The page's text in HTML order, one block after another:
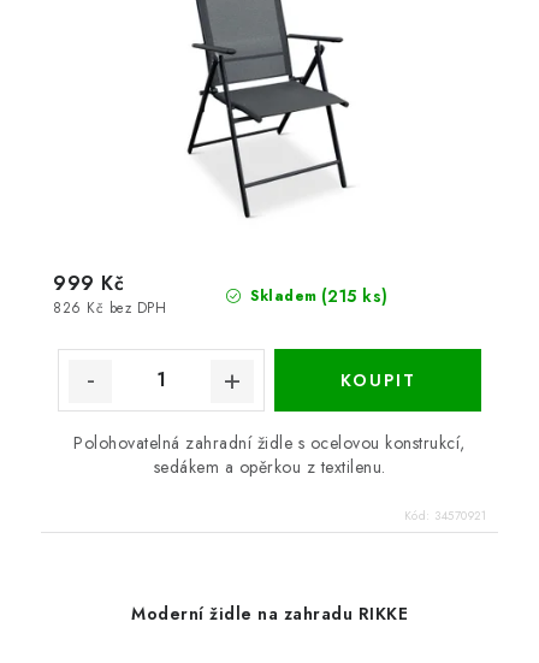
Skladem (215 ks)
826 Kč bez DPH
999 Kč
Polohovatelná zahradní židle s ocelovou konstrukcí,
sedákem a opěrkou z textilenu.
Kód: 34570921
Moderní židle na zahradu RIKKE